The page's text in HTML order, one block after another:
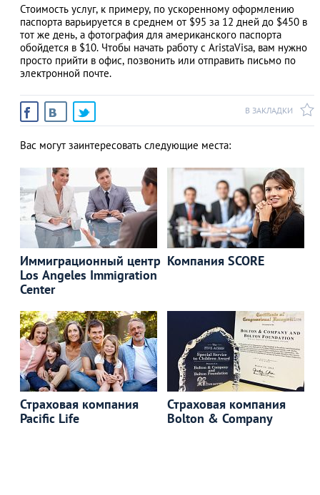
Стоимость услуг, к примеру, по ускоренному оформлению
паспорта варьируется в среднем от $95 за 12 дней до $450 в
тот же день, а фотография для американского паспорта
обойдется в $10. Чтобы начать работу с AristaVisa, вам нужно
просто прийти в офис, позвонить или отправить письмо по
электронной почте.
В ЗАКЛАДКИ
Вас могут заинтересовать следующие места:
Иммиграционный центр
Los Angeles Immigration
Center
Компания SCORE
Страховая компания
Pacific Life
Страховая компания
Bolton & Company